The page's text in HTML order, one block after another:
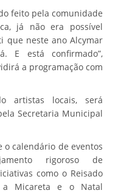
feito pela comunidade
já não era possível
que neste ano Alcymar
E está confirmado”,
a programação com
artistas locais, será
Secretaria Municipal
calendário de eventos
rigoroso de
como o Reisado
a Micareta e o Natal